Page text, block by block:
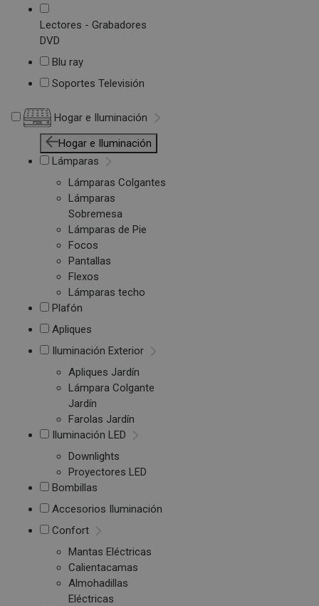
Lectores - Grabadores
DVD
Blu ray
Soportes Televisión
Hogar e Iluminación
Hogar e Iluminación
Lámparas
Lámparas Colgantes
Lámparas
Sobremesa
Lámparas de Pie
Focos
Pantallas
Flexos
Lámparas techo
Plafón
Apliques
Iluminación Exterior
Apliques Jardín
Lámpara Colgante
Jardín
Farolas Jardín
Iluminación LED
Downlights
Proyectores LED
Bombillas
Accesorios Iluminación
Confort
Mantas Eléctricas
Calientacamas
Almohadillas
Eléctricas